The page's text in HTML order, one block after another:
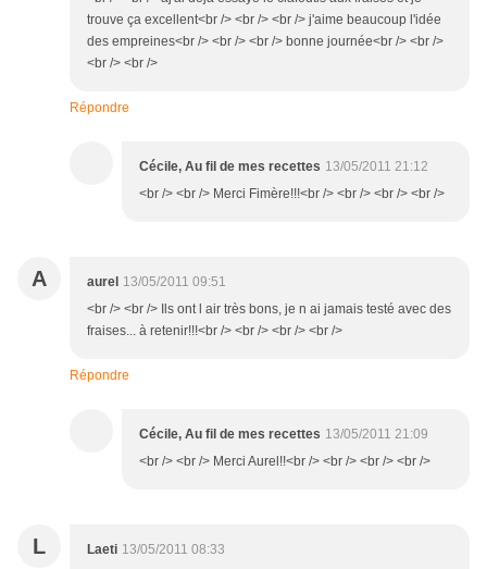
trouve ça excellent<br /> <br /> <br /> j'aime beaucoup l'idée
des empreines<br /> <br /> <br /> bonne journée<br /> <br />
<br /> <br />
Répondre
Cécile, Au fil de mes recettes 13/05/2011 21:12
<br /> <br /> Merci Fimère!!!<br /> <br /> <br /> <br />
A aurel 13/05/2011 09:51
<br /> <br /> Ils ont l air très bons, je n ai jamais testé avec des
fraises... à retenir!!!<br /> <br /> <br /> <br />
Répondre
Cécile, Au fil de mes recettes 13/05/2011 21:09
<br /> <br /> Merci Aurel!!<br /> <br /> <br /> <br />
L Laeti 13/05/2011 08:33